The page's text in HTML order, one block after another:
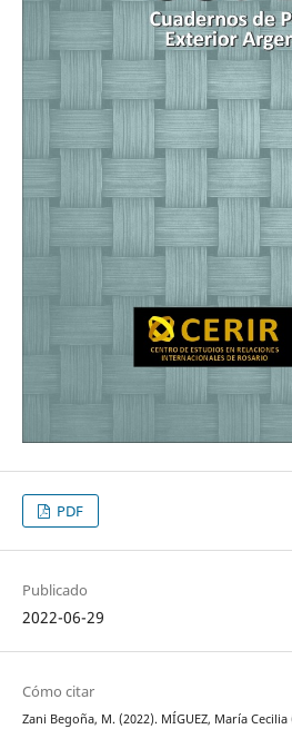
PDF
Publicado
2022-06-29
Cómo citar
Zani Begoña, M. (2022). MÍGUEZ, María